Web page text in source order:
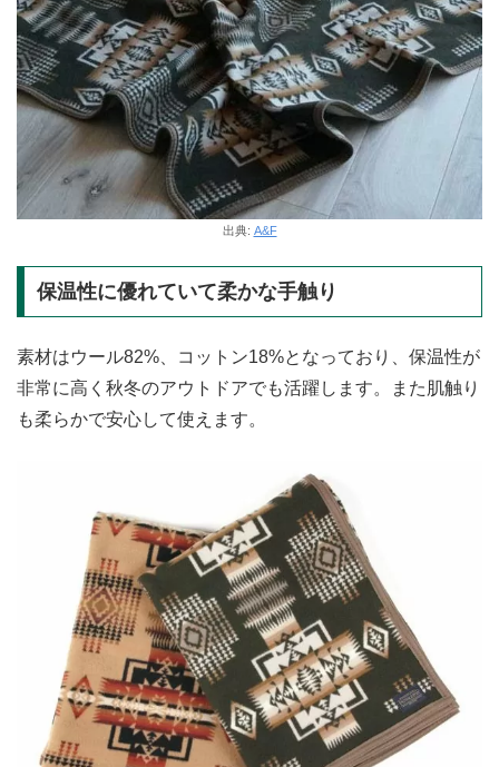
出典: A&F
保温性に優れていて柔かな手触り
素材はウール82%、コットン18%となっており、保温性が
非常に高く秋冬のアウトドアでも活躍します。また肌触り
も柔らかで安心して使えます。